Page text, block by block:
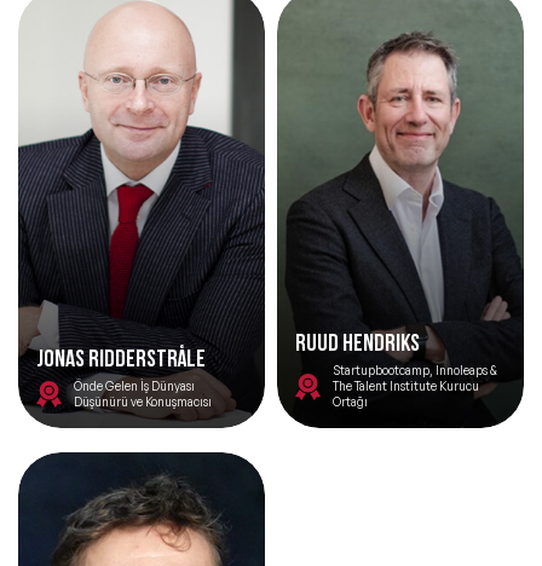
Jonas Ridderstråle
Önde Gelen İş Dünyası
Düşünürü ve Konuşmacısı
RUUD HENDRIKS
Startupbootcamp, Innoleaps &
The Talent Institute Kurucu
Ortağı